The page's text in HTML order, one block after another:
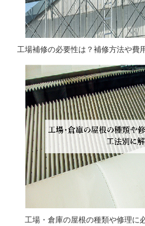
工場補修の必要性は？補修方法や費
工場・倉庫の屋根の種類や修理に